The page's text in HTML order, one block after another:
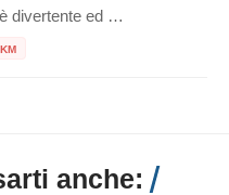
È affascinante, è divertente ed è sicuramente sorprendente. Benvenuti nel palazzo storico ricco di affascinanti installazioni luminose, illusioni avvincenti e un’atmosfera meravigliosa! L’esposizione del museo si sviluppa in uno spazio di 1000 m2 dove le installazioni luminose incontrano le invenzioni scientifiche e artistiche: l’arte della luce e l’ottica vengono esposte insieme a scoperte che hanno […]
anche: